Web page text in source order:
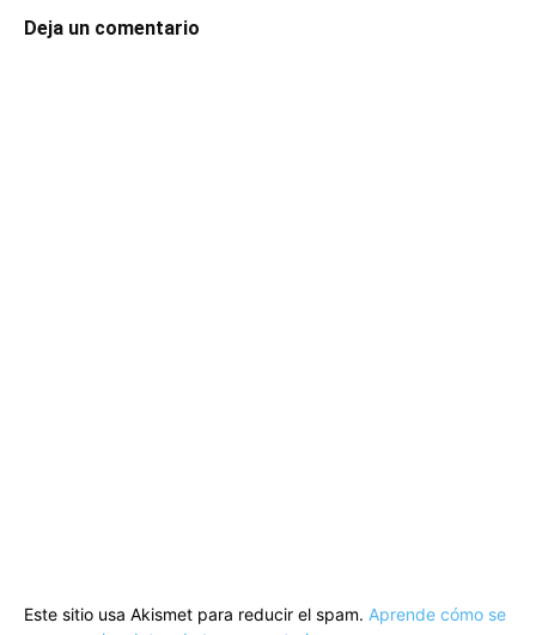
Deja un comentario
Este sitio usa Akismet para reducir el spam. Aprende cómo se